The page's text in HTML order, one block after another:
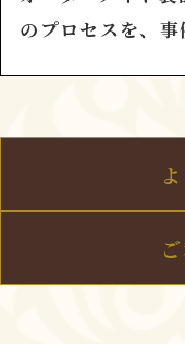
のプロセスを、事